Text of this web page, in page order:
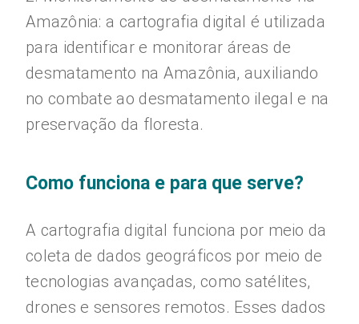
Amazônia: a cartografia digital é utilizada
para identificar e monitorar áreas de
desmatamento na Amazônia, auxiliando
no combate ao desmatamento ilegal e na
preservação da floresta.
Como funciona e para que serve?
A cartografia digital funciona por meio da
coleta de dados geográficos por meio de
tecnologias avançadas, como satélites,
drones e sensores remotos. Esses dados